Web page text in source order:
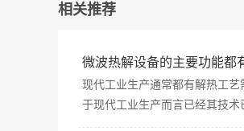
相关推荐
微波热解设备的主要功能都
现代工业生产通常都有解热工
于现代工业生产而言已经其技术